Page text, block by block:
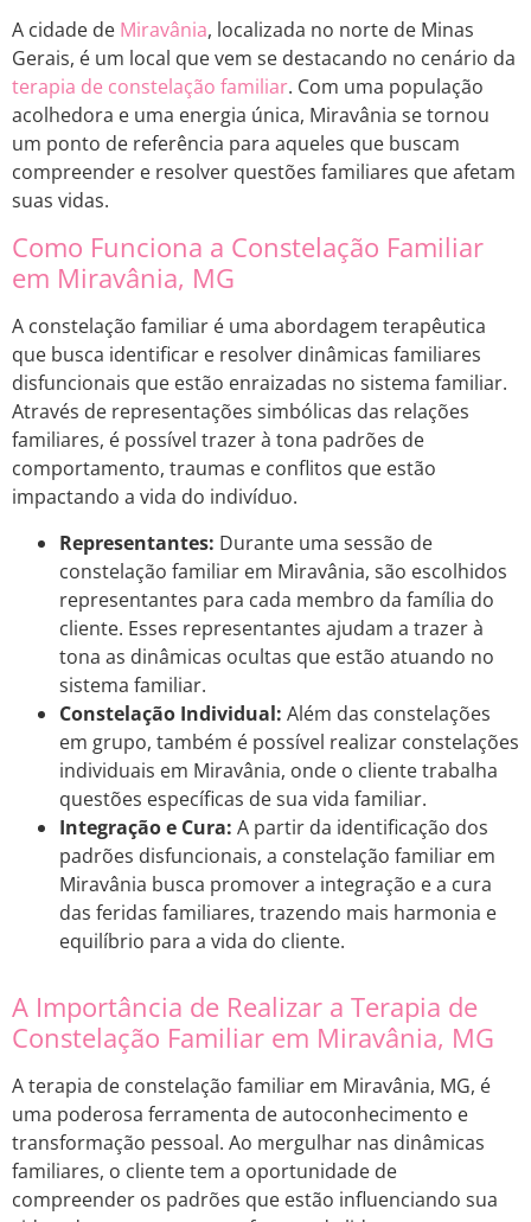
A cidade de Miravânia, localizada no norte de Minas
Gerais, é um local que vem se destacando no cenário da
terapia de constelação familiar. Com uma população
acolhedora e uma energia única, Miravânia se tornou
um ponto de referência para aqueles que buscam
compreender e resolver questões familiares que afetam
suas vidas.
Como Funciona a Constelação Familiar
em Miravânia, MG
A constelação familiar é uma abordagem terapêutica
que busca identificar e resolver dinâmicas familiares
disfuncionais que estão enraizadas no sistema familiar.
Através de representações simbólicas das relações
familiares, é possível trazer à tona padrões de
comportamento, traumas e conflitos que estão
impactando a vida do indivíduo.
Representantes: Durante uma sessão de
constelação familiar em Miravânia, são escolhidos
representantes para cada membro da família do
cliente. Esses representantes ajudam a trazer à
tona as dinâmicas ocultas que estão atuando no
sistema familiar.
Constelação Individual: Além das constelações
em grupo, também é possível realizar constelações
individuais em Miravânia, onde o cliente trabalha
questões específicas de sua vida familiar.
Integração e Cura: A partir da identificação dos
padrões disfuncionais, a constelação familiar em
Miravânia busca promover a integração e a cura
das feridas familiares, trazendo mais harmonia e
equilíbrio para a vida do cliente.
A Importância de Realizar a Terapia de
Constelação Familiar em Miravânia, MG
A terapia de constelação familiar em Miravânia, MG, é
uma poderosa ferramenta de autoconhecimento e
transformação pessoal. Ao mergulhar nas dinâmicas
familiares, o cliente tem a oportunidade de
compreender os padrões que estão influenciando sua